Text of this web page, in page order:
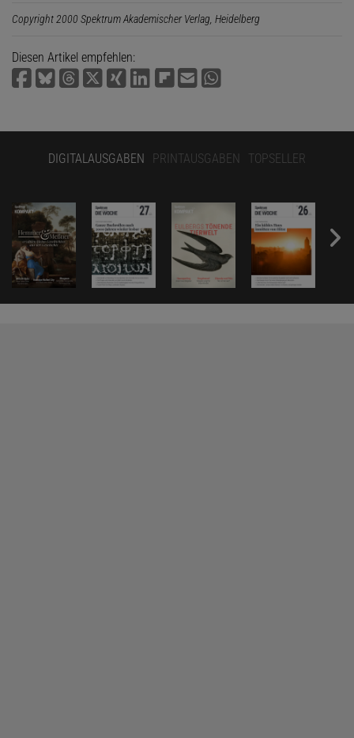
Copyright 2000 Spektrum Akademischer Verlag, Heidelberg
Diesen Artikel empfehlen:
DIGITALAUSGABEN PRINTAUSGABEN TOPSELLER